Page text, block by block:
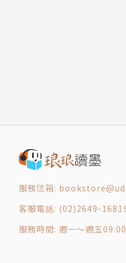
雖然機會點很多
▎傳統的商品與
顧客只要站在貨
服務態度。創造
▎面對電商的來勢
2-3 為什麼出國
2-5 把顧客變成
2-7 不只衝刺「
2-8 人潮的祕密
2-9 瞬間的感動
服務信箱:
客服電話: (02)2649-1681
服務時間: 週一～週五